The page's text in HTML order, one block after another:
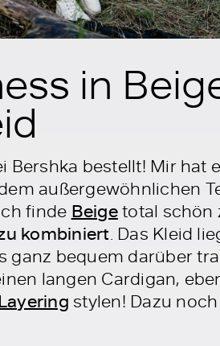
in
bestellt! Mir hat
außergewöhnlichen
finde Beigetotal schön
kombiniert. Das Kleid
ganz bequem darüber
langen Cardigan,
stylen! Dazu